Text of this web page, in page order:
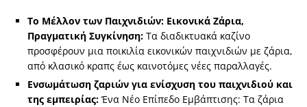
Το Μέλλον των Παιχνιδιών: Εικονικά Ζάρια,
Πραγματική Συγκίνηση: Τα διαδικτυακά καζίνο
προσφέρουν μια ποικιλία εικονικών παιχνιδιών με ζάρια,
από κλασικό κραπς έως καινοτόμες νέες παραλλαγές.
Ενσωμάτωση ζαριών για ενίσχυση του παιχνιδιού και
της εμπειρίας: Ένα Νέο Επίπεδο Εμβάπτισης: Τα ζάρια